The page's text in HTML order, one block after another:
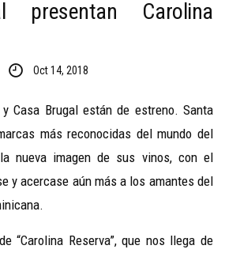
presentan Carolina
Oct 14, 2018
Casa Brugal están de estreno. Santa
más reconocidas del mundo del
nueva imagen de sus vinos, con el
y acercase aún más a los amantes del
“Carolina Reserva”, que nos llega de